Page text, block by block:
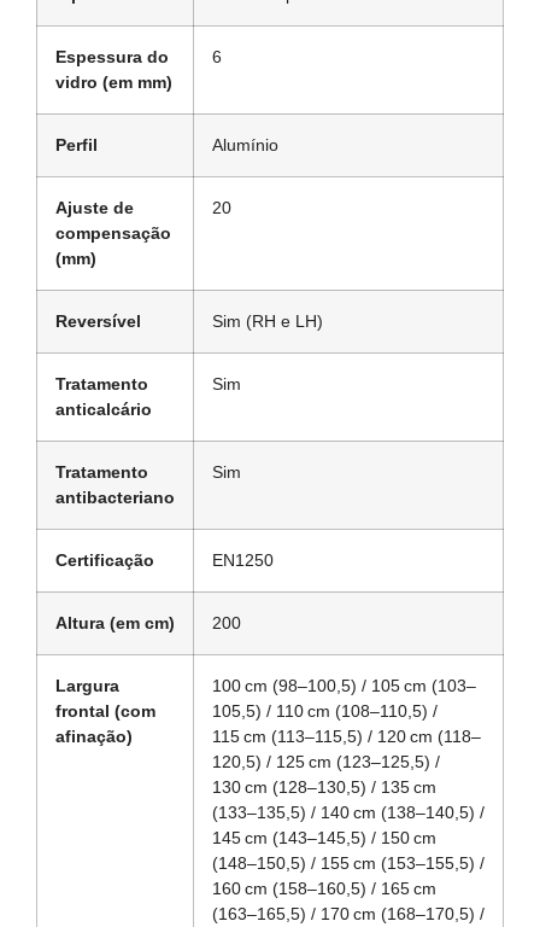
Espessura do
vidro (em mm)
6
Perfil Alumínio
Ajuste de
compensação
(mm)
20
Reversível Sim (RH e LH)
Tratamento
anticalcário
Sim
Tratamento
antibacteriano
Sim
Certificação EN1250
Altura (em cm) 200
Largura
frontal (com
afinação)
100 cm (98–100,5) / 105 cm (103–
105,5) / 110 cm (108–110,5) /
115 cm (113–115,5) / 120 cm (118–
120,5) / 125 cm (123–125,5) /
130 cm (128–130,5) / 135 cm
(133–135,5) / 140 cm (138–140,5) /
145 cm (143–145,5) / 150 cm
(148–150,5) / 155 cm (153–155,5) /
160 cm (158–160,5) / 165 cm
(163–165,5) / 170 cm (168–170,5) /